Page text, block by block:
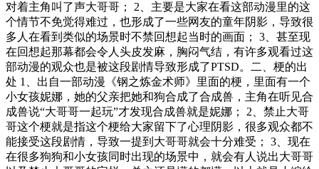
对着主角叫了声大哥哥； 2、主要是大家在看这部动漫里的这
个情节不免觉得难过，也形成了一些网友的童年阴影，导致很
多人在看到类似的场景时不禁回想起当时的画面； 3、甚至现
在回想起那幕都会令人头皮发麻，胸闷气结，有许多观看过这
部动漫的观众也是被这段剧情导致形成了PTSD。二、梗的出
处 1、出自一部动漫《钢之炼金术师》里面的梗，里面有一个
小女孩妮娜，她的父亲把她和狗合成了合成兽，主角在听见合
成兽说“大哥哥一起玩”才发现合成兽就是妮娜； 2、禁止大哥
哥这个梗就是指这个梗给大家留下了心理阴影，很多观众都不
能接受这段剧情，导致一提到大哥哥就会十分难受； 3、现在
在很多狗狗和小女孩同时出现的场景中，就会有人说出大哥哥